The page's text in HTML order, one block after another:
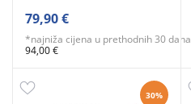
79,90 €
*najniža cijena u prethodnih 30 dana
94,00 €
30%